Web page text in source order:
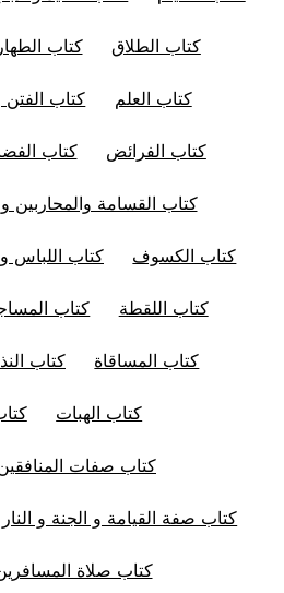
كتاب الطلاق كتاب
كتاب العلم كتاب
كتاب الفرائض كتاب
كتاب القسامة والمحاربين
كتاب الكسوف كتاب اللباس و
كتاب اللقطة كتاب
كتاب المساقاة كتاب
كتاب الهبات
كتاب صفات
كتاب صفة القيامة و الجنة و النار
كتاب صلاة